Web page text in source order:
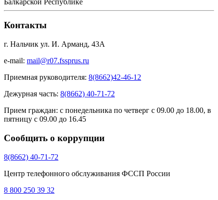
Контакты
г. Нальчик ул. И. Арманд, 43А
e-mail: mail@r07.fssprus.ru
Приемная руководителя: 8(8662)42-46-12
Дежурная часть: 8(8662) 40-71-72
Прием граждан: с понедельника по четверг с 09.00 до 18.00, в
пятницу с 09.00 до 16.45
Сообщить о коррупции
8(8662) 40-71-72
Центр телефонного обслуживания ФССП России
8 800 250 39 32